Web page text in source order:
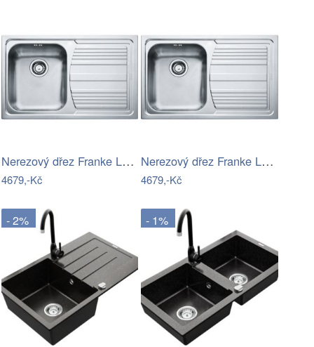
Nerezový dřez Franke LLX 611/2 broušený…
4679,-Kč
Nerezový dřez Franke LLX 611/2 broušený…
4679,-Kč
- 2% - 1%